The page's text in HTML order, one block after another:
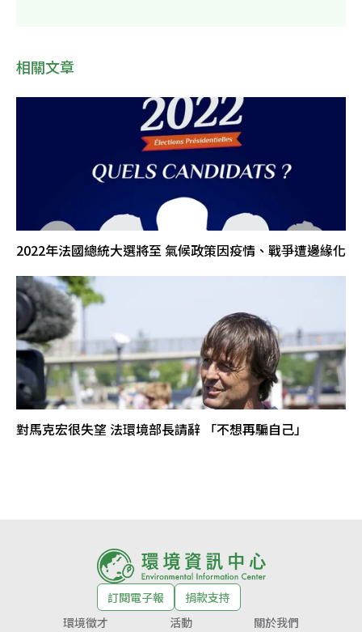
相關文章
2022年法國總統大選將至 氣候政策因疫情、戰爭遭邊緣化
對馬克宏很失望 法環境部長請辭 「不想再騙自己」
訂閱電子報
捐款支持
環境徵才
活動 關於我們